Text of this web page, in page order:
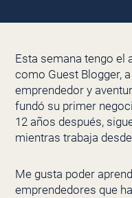
Esta semana tengo el
como Guest Blogger,
emprendedor y
fundó su primer
12 años después,
mientras trabaja
Me gusta poder
emprendedores que